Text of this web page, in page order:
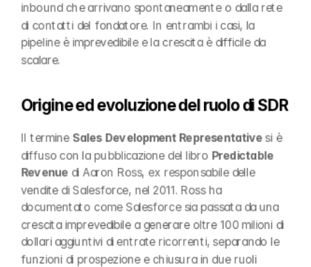
inbound che arrivano spontaneamente o dalla rete
di contatti del fondatore. In entrambi i casi, la
pipeline è imprevedibile e la crescita è difficile da
scalare.
Origine ed evoluzione del ruolo di SDR
Il termine Sales Development Representative si è
diffuso con la pubblicazione del libro Predictable
Revenue di Aaron Ross, ex responsabile delle
vendite di Salesforce, nel 2011. Ross ha
documentato come Salesforce sia passata da una
crescita imprevedibile a generare oltre 100 milioni di
dollari aggiuntivi di entrate ricorrenti, separando le
funzioni di prospezione e chiusura in due ruoli